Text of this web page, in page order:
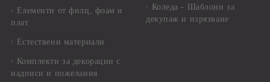
Елементи от филц, фоам и
плат
Естествени материали
Комплекти за декорации с
надписи и пожелания
Коледа - Шаблони за
декупаж и изрязване